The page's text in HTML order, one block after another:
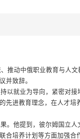
推动中俄职业教育与人
并致辞。
以就业为导向，紧密对接
先进教育理念，在人才培
。他提到，彼尔姆国立人
合培养计划等方面加强合